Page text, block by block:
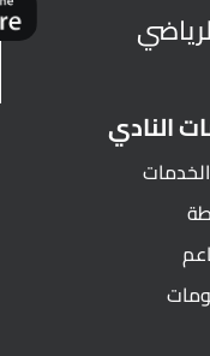
النادي